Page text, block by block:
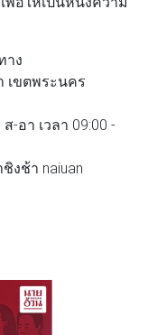
าง
เขตพระนคร
-อา เวลา 09:00 -
งช้า naiuan